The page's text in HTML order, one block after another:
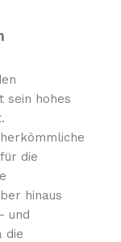
sein hohes
die
hinaus
und
die